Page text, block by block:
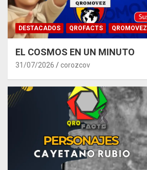
DESTACADOS QROFACTS QROMOVEZ
EL COSMOS EN UN MINUTO
31/07/2026 corozcov